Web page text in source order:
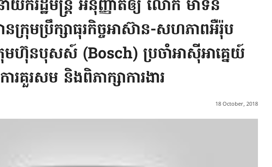
យករដ្ឋមន្រ្តី អនុញ្ញាតឲ្យ លោក ម៉ាទីន
ក្រុមប្រឹក្សាធុរកិច្ចអាស៊ាន-សហភាពអឺរ៉ុប
រុមហ៊ុនបុសស៍ (Bosch) ប្រចាំអាស៊ីអាគ្នេយ៍
គួរសម និងពិភាក្សាការងារ
18 October, 2018